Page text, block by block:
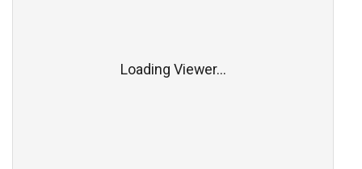
Loading Viewer...